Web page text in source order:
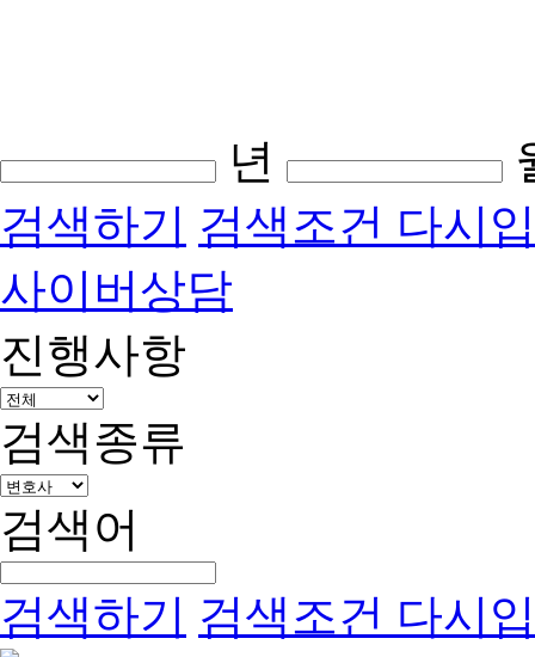
년
검색하기 검색조건 다시
사이버상담
진행사항
검색종류
검색어
검색하기 검색조건 다시